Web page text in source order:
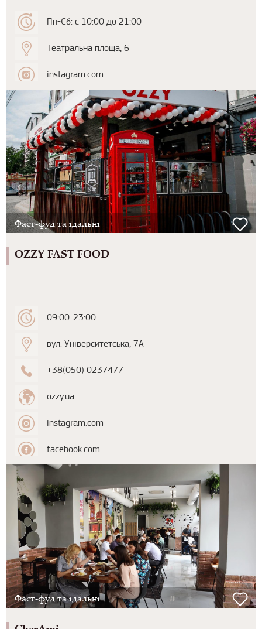
Пн-Сб: с 10:00 до 21:00
Театральна площа, 6
instagram.com
Фаст-фуд та їдальні
OZZY FAST FOOD
09:00-23:00
вул. Університетська, 7А
+38(050) 0237477
ozzy.ua
instagram.com
facebook.com
Фаст-фуд та їдальні